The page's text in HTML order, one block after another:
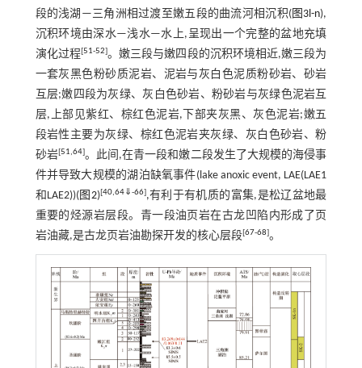
段的浅湖—三角洲相过渡至嫩五段的曲流河相沉积(图3l-n),
沉积环境由深水—浅水—水上,呈现出一个完整的盆地充填
演化过程[51-52]。嫩三段与嫩四段的沉积环境相近,嫩三段为
一套灰黑色粉砂质泥岩、泥岩与灰白色泥质粉砂岩、砂岩
互层;嫩四段为灰绿、灰白色砂岩、粉砂岩与灰绿色泥岩互
层,上部见紫红、棕红色泥岩,下部夹灰黑、灰色泥岩;嫩五
段岩性主要为灰绿、棕红色泥岩夹灰绿、灰白色砂岩、粉
砂岩[51,64]。此间,在青一段和嫩二段发生了大规模的海侵事
件并导致大规模的湖泊缺氧事件(lake anoxic event, LAE(LAE1
和LAE2))(图2)[40,64⇓-66],有利于有机质的富集,是松辽盆地最
重要的烃源岩层段。青一段油页岩在古龙凹陷内形成了页
岩油藏,是古龙页岩油勘探开发的核心层段[67-68]。